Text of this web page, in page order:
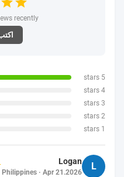
recently
5 stars
4 stars
3 stars
2 stars
1 stars
L
Logan
Philippines · Apr 21.2026